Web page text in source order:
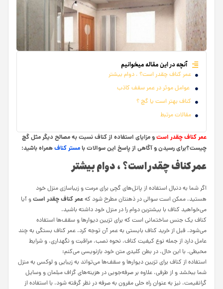
آنچه در این مقاله میخوانیم
عمر کناف چقدر است؟ ، دوام بیشتر
عوامل موثر در عمر سقف کاذب
کناف بهتر است یا گچ ؟
مقالات مرتبط
عمر کناف چقدر استو مزایای استفاده از کناف نسبت به مصالح دیگر مثل گچ
چیست؟برای رسیدن و آگاهی از پاسخ این سوالات بامستر کنافهمراه باشید:
عمر کناف چقدر است؟ ، دوام بیشتر
اگر شما به دنبال استفاده از پانل‌های گچی برای مرمت و زیباسازی منزل خود
هستید، ممکن است سوالی در ذهنتان مطرح شود کهعمر کناف چقدر استو آیا
می‌خواهید کناف با بیشترین دوام را در منزل خود داشته باشید.
کناف یک جنس ساختمانی است که برای تزیین دیوارها و سقف‌ها استفاده
می‌شود. قبل از خرید کناف بایستی به عمر آن توجه کرد. عمر کناف بستگی به چند
عامل دارد از جمله نوع کیفیت کناف، نحوه نصب، مراقبت و نگهداری، و شرایط
محیطی. با این حال، در بطن کلیدی متن خود بازنویسی می‌کنم:
استفاده از کناف برای تزیین دیوارها و سقف‌ها می‌تواند به زیبایی و لوکسی به منزل
شما ببخشد و از طرفی، علاوه بر صرفه‌جویی در هزینه‌های گزاف مبلمان و وسایل
گرانقیمت، نیز به عنوان راه حلی مقرون به صرفه در نظر گرفته شود. با استفاده از